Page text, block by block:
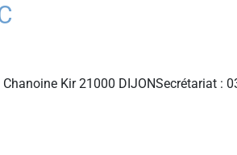
Kir 21000 DIJONSecrétariat :